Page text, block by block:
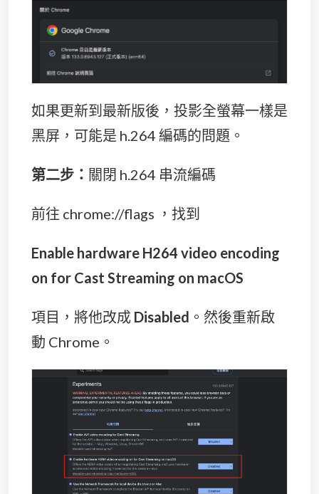
如果更新到最新版後，投影全螢幕一樣是
黑屏，可能是 h.264 編碼的問題。
第二步： 關閉 h.264 串流編碼
前往 chrome://flags ，找到
Enable hardware H264 video encoding
on for Cast Streaming on macOS
項目，將他改成 Disabled 。然後重新啟
動 Chrome。